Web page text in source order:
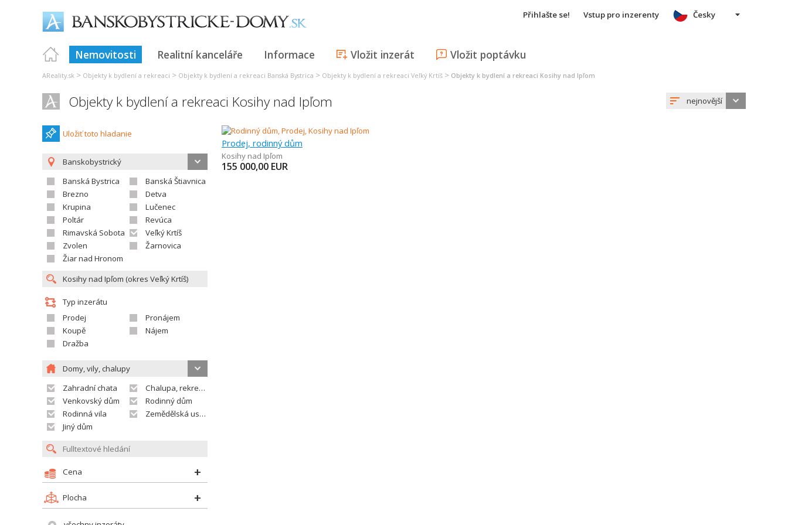
Přihlašte se! Vstup pro inzerenty
Nemovitosti Realitní kanceláře Informace Vložit inzerát Vložit poptávku
Česky
AReality.sk > Objekty k bydlení a rekreaci > Objekty k bydlení a rekreaci Banská Bystrica > Objekty k bydlení a rekreaci Veľký Krtíš > Objekty k bydlení a rekreaci Kosihy nad Ipľom
Objekty k bydlení a rekreaci Kosihy nad Ipľom nejnovější
Uložiť toto hladanie
Banskobystrický
Banská Bystrica
Banská Štiavnica
Brezno
Detva
Krupina
Lučenec
Poltár
Revúca
Rimavská Sobota
Veľký Krtíš
Zvolen
Žarnovica
Žiar nad Hronom
Typ inzerátu
Prodej
Pronájem
Koupě
Nájem
Dražba
Domy, vily, chalupy
Zahradní chata
Chalupa, rekreační domek
Venkovský dům
Rodinný dům
Rodinná vila
Zemědělská usedlost
Jiný dům
Cena
Plocha
Prodej, rodinný dům
Kosihy nad Ipľom
155 000,00 EUR